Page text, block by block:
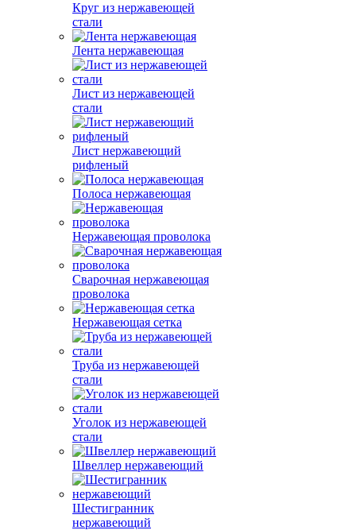
Круг из нержавеющей
стали
Лента нержавеющая
Лист из нержавеющей
стали
Лист нержавеющий
рифленый
Полоса нержавеющая
Нержавеющая проволока
Сварочная нержавеющая
проволока
Нержавеющая сетка
Труба из нержавеющей
стали
Уголок из нержавеющей
стали
Швеллер нержавеющий
Шестигранник
нержавеющий